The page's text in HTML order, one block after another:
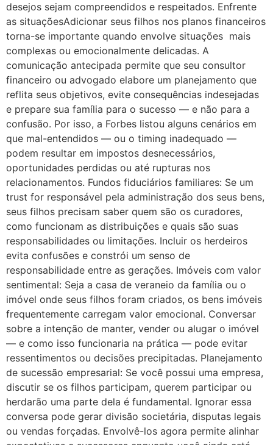
desejos sejam compreendidos e respeitados. Enfrente
as situaçõesAdicionar seus filhos nos planos financeiros
torna-se importante quando envolve situações mais
complexas ou emocionalmente delicadas. A
comunicação antecipada permite que seu consultor
financeiro ou advogado elabore um planejamento que
reflita seus objetivos, evite consequências indesejadas
e prepare sua família para o sucesso — e não para a
confusão. Por isso, a Forbes listou alguns cenários em
que mal-entendidos — ou o timing inadequado —
podem resultar em impostos desnecessários,
oportunidades perdidas ou até rupturas nos
relacionamentos. Fundos fiduciários familiares: Se um
trust for responsável pela administração dos seus bens,
seus filhos precisam saber quem são os curadores,
como funcionam as distribuições e quais são suas
responsabilidades ou limitações. Incluir os herdeiros
evita confusões e constrói um senso de
responsabilidade entre as gerações. Imóveis com valor
sentimental: Seja a casa de veraneio da família ou o
imóvel onde seus filhos foram criados, os bens imóveis
frequentemente carregam valor emocional. Conversar
sobre a intenção de manter, vender ou alugar o imóvel
— e como isso funcionaria na prática — pode evitar
ressentimentos ou decisões precipitadas. Planejamento
de sucessão empresarial: Se você possui uma empresa,
discutir se os filhos participam, querem participar ou
herdarão uma parte dela é fundamental. Ignorar essa
conversa pode gerar divisão societária, disputas legais
ou vendas forçadas. Envolvê-los agora permite alinhar